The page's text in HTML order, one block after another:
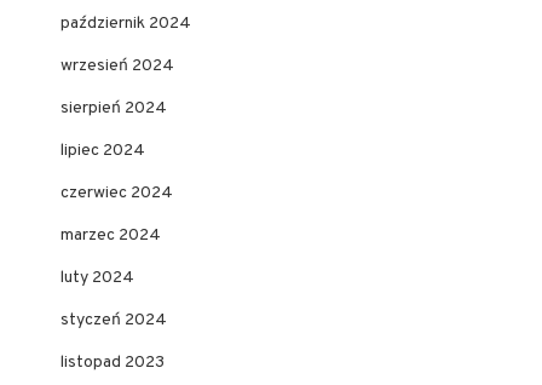
październik 2024
wrzesień 2024
sierpień 2024
lipiec 2024
czerwiec 2024
marzec 2024
luty 2024
styczeń 2024
listopad 2023